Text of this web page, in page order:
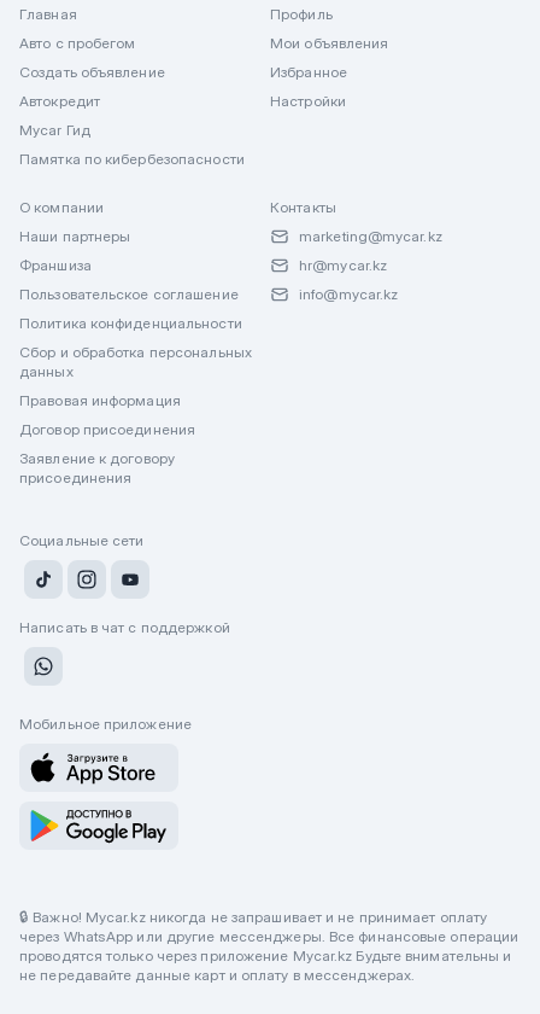
Главная
Авто с пробегом
Создать объявление
Автокредит
Mycar Гид
Памятка по кибербезопасности
Профиль
Мои объявления
Избранное
Настройки
О компании
Наши партнеры
Франшиза
Пользовательское соглашение
Политика конфиденциальности
Сбор и обработка персональных
данных
Правовая информация
Договор присоединения
Заявление к договору
присоединения
Контакты
marketing@mycar.kz
hr@mycar.kz
info@mycar.kz
Социальные сети
Написать в чат с поддержкой
Мобильное приложение
🔒 Важно! Mycar.kz никогда не запрашивает и не принимает оплату
через WhatsApp или другие мессенджеры. Все финансовые операции
проводятся только через приложение Mycar.kz Будьте внимательны и
не передавайте данные карт и оплату в мессенджерах.